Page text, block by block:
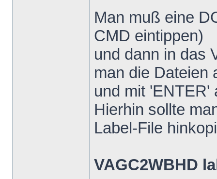
Man muß eine
CMD eintippen)
und dann in das
man die Dateien
und mit 'ENTER'
Hierhin sollte
Label-File
VAGC2WBHD